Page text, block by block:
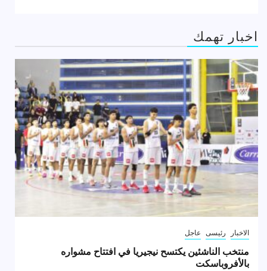
اخبار تهمك
الاخبار رئيسى عاجل
منتخب الناشئين يكتسح نيجيريا في افتتاح مشواره
بالأفروباسكت